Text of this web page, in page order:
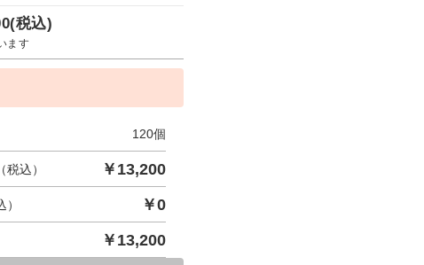
(税込)
ます
120個
込） ￥ 13,200
￥0
￥ 13,200